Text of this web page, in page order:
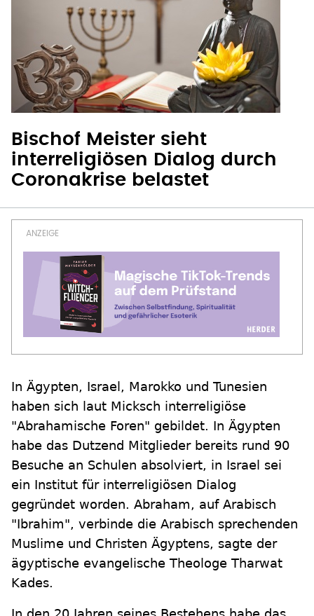
Bischof Meister sieht
interreligiösen Dialog durch
Coronakrise belastet
In Ägypten, Israel, Marokko und Tunesien
haben sich laut Micksch interreligiöse
"Abrahamische Foren" gebildet. In Ägypten
habe das Dutzend Mitglieder bereits rund 90
Besuche an Schulen absolviert, in Israel sei
ein Institut für interreligiösen Dialog
gegründet worden. Abraham, auf Arabisch
"Ibrahim", verbinde die Arabisch sprechenden
Muslime und Christen Ägyptens, sagte der
ägyptische evangelische Theologe Tharwat
Kades.